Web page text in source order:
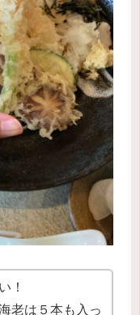
！
老は５本も入っ